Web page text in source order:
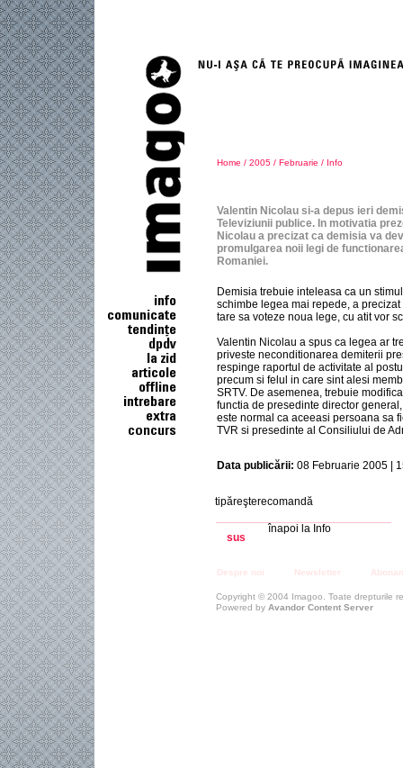
Home / 2005 / Februarie / Info
Valentin Nicolau si-a depus ieri
Televiziunii publice. In motivatia
Nicolau a precizat ca demisia va
promulgarea noii legi de
Romaniei.
Demisia trebuie inteleasa ca un
schimbe legea mai repede, a
tare sa voteze noua lege, cu atit vor
Valentin Nicolau a spus ca legea ar
priveste neconditionarea demiterii
respinge raportul de activitate al
precum si felul in care sint alesi
SRTV. De asemenea, trebuie
functia de presedinte director
este normal ca aceeasi persoana sa
TVR si presedinte al Consiliului de
Data publicării: 08 Februarie 2005 |
tipăreşterecomandă
sus
înapoi la Info
Despre noi Newsletter
Copyright © 2004 Imagoo. Toate drepturile
Powered by Avandor Content Server